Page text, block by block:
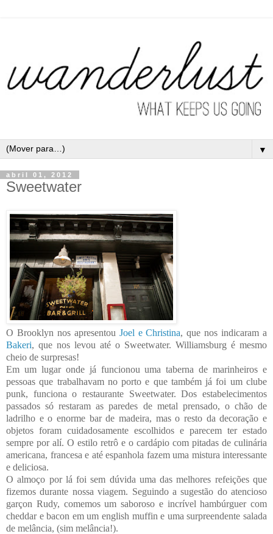
▼
abril 01, 2012
Sweetwater
O Brooklyn nos apresentou Joel e Christina, que nos indicaram a
Bakeri, que nos levou até o Sweetwater. Williamsburg é mesmo
cheio de surpresas!
Em um lugar onde já funcionou uma taberna de marinheiros e
pessoas que trabalhavam no porto e que também já foi um clube
punk, funciona o restaurante Sweetwater. Dos estabelecimentos
passados só restaram as paredes de metal prensado, o chão de
ladrilho e o enorme bar de madeira, mas o resto da decoração e
objetos foram cuidadosamente escolhidos e parecem ter estado
sempre por alí. O estilo retrô e o cardápio com pitadas de culinária
americana, francesa e até espanhola fazem uma mistura interessante
e deliciosa.
O almoço por lá foi sem dúvida uma das melhores refeições que
fizemos durante nossa viagem. Seguindo a sugestão do atencioso
garçon Rudy, comemos um saboroso e incrível hambúrguer com
cheddar e bacon em um english muffin e uma surpreendente salada
de melância, (sim melância!).